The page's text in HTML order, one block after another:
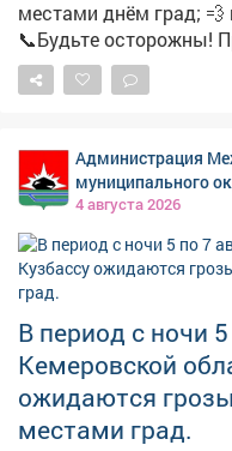
вкладиатмосферные
мощные "воздушные
Чередько добавляет,
становится плотной, и
паводок. Более того,
вырастет, потому
человека даст сбой:
кажется, что стало ещёболее
август прогнозируется в Кузбассе
но в целом
местами днём град; 💨 шквалистый ветер до 18-23м/с.
📞Будьте осторожны!
номеру112.
Администрация
муниципального
4 августа 2026
В период с ночи
Кемеровской
ожидаются
местами град.